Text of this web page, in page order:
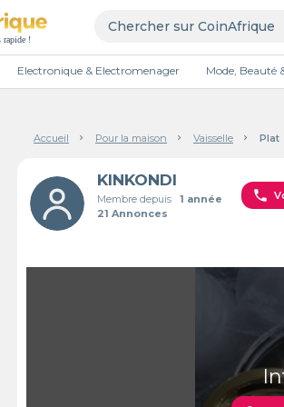
Electronique & Electromenager Mode, Beauté
Accueil Pour la maison Vaisselle Plat
KINKONDI
Membre depuis1 année
21 Annonces
phone